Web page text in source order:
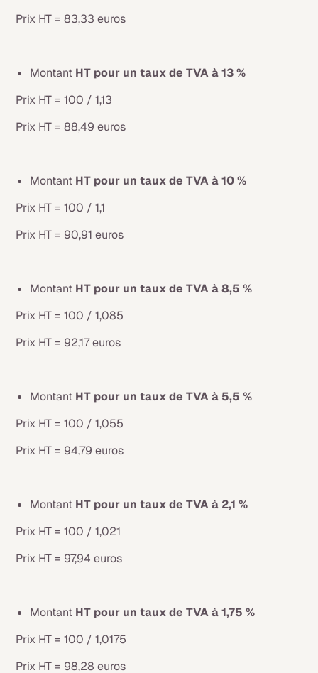
Prix HT = 83,33 euros
Montant HT pour un taux de TVA à 13 %
Prix HT = 100 / 1,13
Prix HT = 88,49 euros
Montant HT pour un taux de TVA à 10 %
Prix HT = 100 / 1,1
Prix HT = 90,91 euros
Montant HT pour un taux de TVA à 8,5 %
Prix HT = 100 / 1,085
Prix HT = 92,17 euros
Montant HT pour un taux de TVA à 5,5 %
Prix HT = 100 / 1,055
Prix HT = 94,79 euros
Montant HT pour un taux de TVA à 2,1 %
Prix HT = 100 / 1,021
Prix HT = 97,94 euros
Montant HT pour un taux de TVA à 1,75 %
Prix HT = 100 / 1,0175
Prix HT = 98,28 euros